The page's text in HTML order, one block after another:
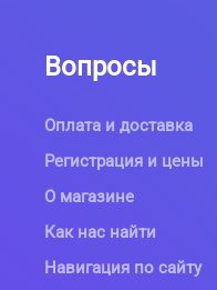
Вопросы
Оплата и доставка
Регистрация и цены
О магазине
Как нас найти
Навигация по сайту